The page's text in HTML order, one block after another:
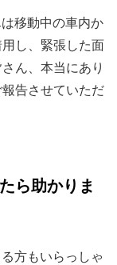
移動中の車内か
し、緊張した面
ん、本当にあり
告させていただ
ら助かりま
方もいらっしゃ